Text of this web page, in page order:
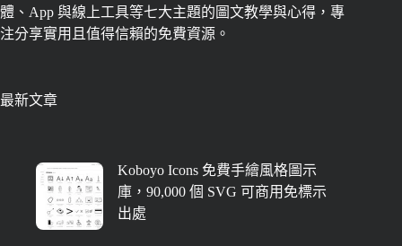
體、App 與線上工具等七大主題的圖文教學與心得，專
注分享實用且值得信賴的免費資源。
最新文章
Koboyo Icons 免費手繪風格圖示
庫，90,000 個 SVG 可商用免標示
出處